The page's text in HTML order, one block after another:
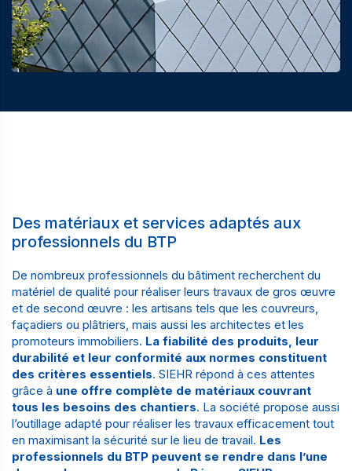
Des matériaux et services adaptés aux
professionnels du BTP
De nombreux professionnels du bâtiment recherchent du
matériel de qualité pour réaliser leurs travaux de gros œuvre
et de second œuvre : les artisans tels que les couvreurs,
façadiers ou plâtriers, mais aussi les architectes et les
promoteurs immobiliers. La fiabilité des produits, leur
durabilité et leur conformité aux normes constituent
des critères essentiels. SIEHR répond à ces attentes
grâce à une offre complète de matériaux couvrant
tous les besoins des chantiers. La société propose aussi
l’outillage adapté pour réaliser les travaux efficacement tout
en maximisant la sécurité sur le lieu de travail. Les
professionnels du BTP peuvent se rendre dans l’une